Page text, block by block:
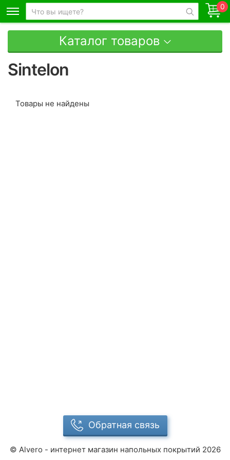
0
Каталог товаров
Sintelon
Товары не найдены
Обратная связь
© Alvero - интернет магазин напольных покрытий 2026